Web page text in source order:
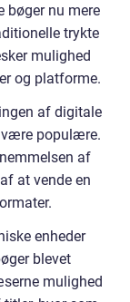
bøger nu mere
trykte
mulighed
og platforme.
af digitale
populære.
af
at vende en
enheder
blevet
mulighed